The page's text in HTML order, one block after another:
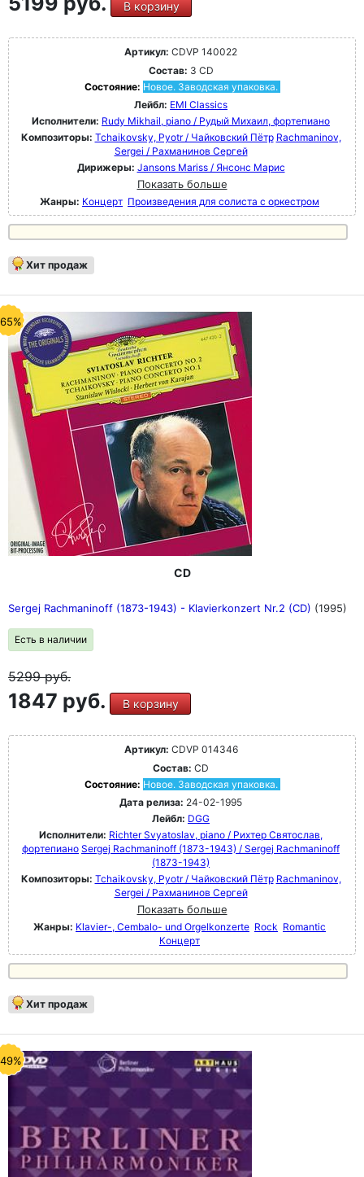
В корзину
Артикул: CDVP 140022
Состав: 3 CD
Состояние: Новое. Заводская упаковка.
Лейбл: EMI Classics
Исполнители: Rudy Mikhail, piano / Рудый Михаил, фортепиано
Композиторы: Tchaikovsky, Pyotr / Чайковский Пётр Rachmaninov,
Sergei / Рахманинов Сергей
Дирижеры: Jansons Mariss / Янсонс Марис
Показать больше
Жанры: Концерт Произведения для солиста с оркестром
Хит продаж
CD
Sergej Rachmaninoff (1873-1943) - Klavierkonzert Nr.2 (CD) (1995)
Есть в наличии
5299руб.
1847 руб. В корзину
Артикул: CDVP 014346
Состав: CD
Состояние: Новое. Заводская упаковка.
Дата релиза: 24-02-1995
Лейбл: DGG
Исполнители: Richter Svyatoslav, piano / Рихтер Святослав,
фортепиано Sergej Rachmaninoff (1873-1943) / Sergej Rachmaninoff
(1873-1943)
Композиторы: Tchaikovsky, Pyotr / Чайковский Пётр Rachmaninov,
Sergei / Рахманинов Сергей
Показать больше
Жанры: Klavier-, Cembalo- und Orgelkonzerte Rock Romantic
Концерт
Хит продаж